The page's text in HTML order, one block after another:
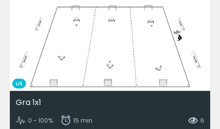
U6
Gra 1x1
0 - 100% 15 min 6